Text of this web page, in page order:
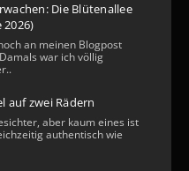
Die Blütenallee
2026)
an meinen Blogpost
war ich völlig
auf zwei Rädern
aber kaum eines ist
authentisch wie